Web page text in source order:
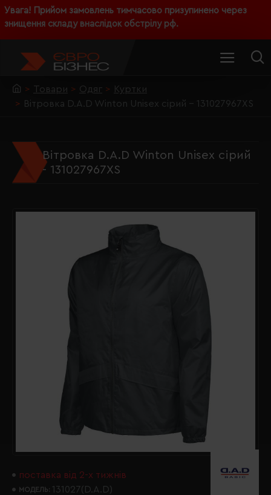
Увага! Прийом замовлень тимчасово призупинено через
знищення складу внаслідок обстрілу рф.
Товари Одяг
Куртки
Вітровка D.A.D Winton Unisex сірий - 131027967XS
Вітровка D.A.D Winton Unisex сірий
- 131027967XS
поставка від 2-х тижнів
МОДЕЛЬ: 131027(D.A.D)